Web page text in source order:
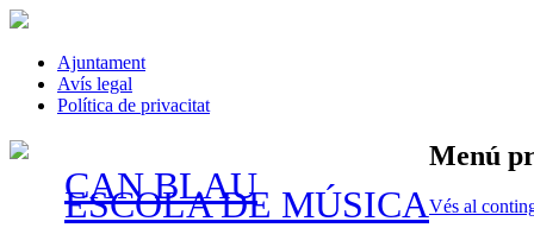
Ajuntament
Avís legal
Política de privacitat
CAN BLAU
ESCOLA DE MÚSICA
Menú
Vés al